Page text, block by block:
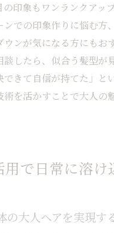
印象もワンランクアッ
での印象作りに悩む方
ンが気になる方にもお
談したら、似合う髪型が
できて自信が持てた」と
術を活かすことで大人の
用で日常に溶け
の大人ヘアを実現す